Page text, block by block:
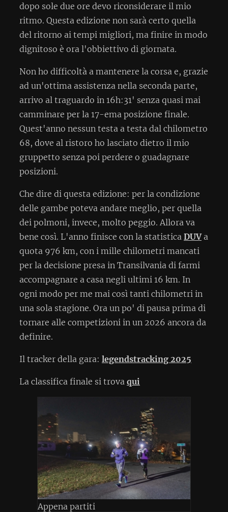
dopo sole due ore devo riconsiderare il mio
ritmo. Questa edizione non sarà certo quella
del ritorno ai tempi migliori, ma finire in modo
dignitoso è ora l'obbiettivo di giornata.
Non ho difficoltà a mantenere la corsa e, grazie
ad un'ottima assistenza nella seconda parte,
arrivo al traguardo in 16h:31' senza quasi mai
camminare per la 17-ema posizione finale.
Quest'anno nessun testa a testa dal chilometro
68, dove al ristoro ho lasciato dietro il mio
gruppetto senza poi perdere o guadagnare
posizioni.
Che dire di questa edizione: per la condizione
delle gambe poteva andare meglio, per quella
dei polmoni, invece, molto peggio. Allora va
bene così. L'anno finisce con la statistica DUVa
quota 976 km, con i mille chilometri mancati
per la decisione presa in Transilvania di farmi
accompagnare a casa negli ultimi 16 km. In
ogni modo per me mai così tanti chilometri in
una sola stagione. Ora un po' di pausa prima di
tornare alle competizioni in un 2026 ancora da
definire.
Il tracker della gara: legendstracking 2025
La classifica finale si trova qui
Appena partiti